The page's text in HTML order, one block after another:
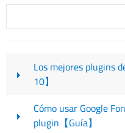
Los mejores plugins
10】
Cómo usar Google
plugin【Guía】